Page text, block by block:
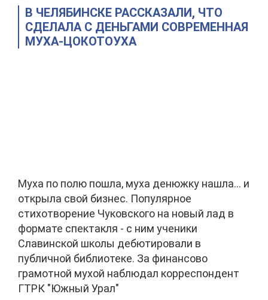
В ЧЕЛЯБИНСКЕ РАССКАЗАЛИ, ЧТО
СДЕЛАЛА С ДЕНЬГАМИ СОВРЕМЕННАЯ
МУХА-ЦОКОТОУХА
Муха по полю пошла, муха денюжку нашла... и
открыла свой бизнес. Популярное
стихотворение Чуковского на новый лад в
формате спектакля - с ним ученики
Славинской школы дебютировали в
публичной библиотеке. За финансово
грамотной мухой наблюдал корреспондент
ГТРК "Южный Урал"